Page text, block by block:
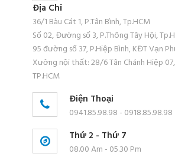
Địa Chỉ
36/1 Bàu Cát 1, P.Tân Bình, Tp.HCM
Số 02, Đường số 3, P.Thông Tây Hội,
95 đường số 37, P.Hiệp Bình, KĐT Vạn
Xưởng nội thất: 28/6 Tân Chánh Hiệp
TP.HCM
Điện Thoại
0941.85.98.98 - 0918.85.98.98
Thứ 2 - Thứ 7
08.00 Am - 05.30 Pm